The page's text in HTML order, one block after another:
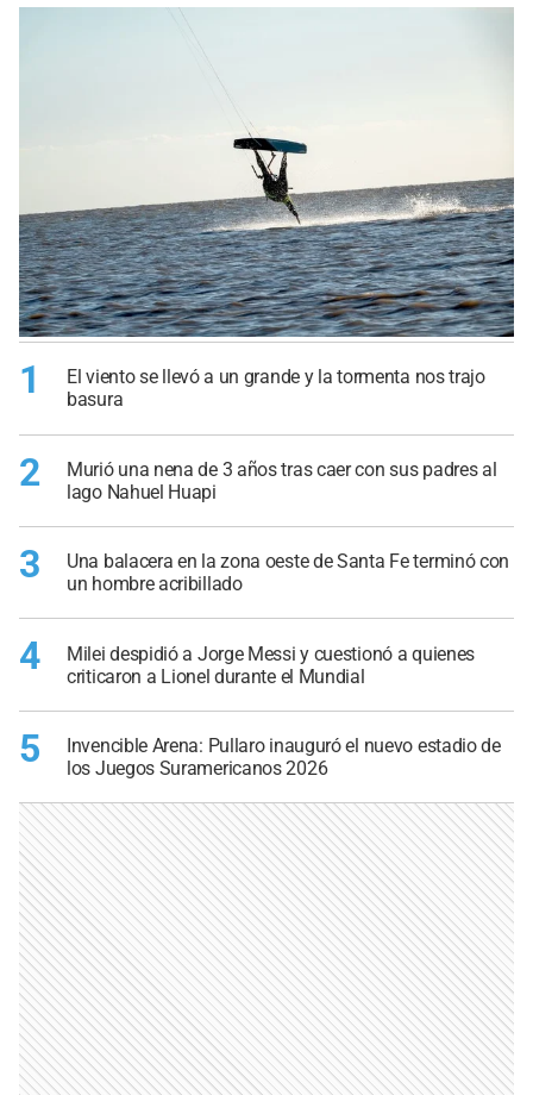
1
El viento se llevó a un grande y la tormenta nos trajo
basura
2
Murió una nena de 3 años tras caer con sus padres al
lago Nahuel Huapi
3
Una balacera en la zona oeste de Santa Fe terminó con
un hombre acribillado
4
Milei despidió a Jorge Messi y cuestionó a quienes
criticaron a Lionel durante el Mundial
5
Invencible Arena: Pullaro inauguró el nuevo estadio de
los Juegos Suramericanos 2026